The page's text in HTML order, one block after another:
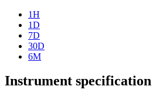
1H
1D
7D
30D
6M
Instrument